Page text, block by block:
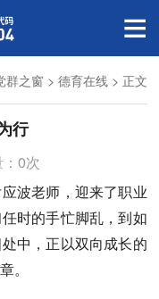
群之窗 > 德育在线> 正文
行
0次
老师，迎来了职业
时的手忙脚乱，到如
中，正以双向成长的
。